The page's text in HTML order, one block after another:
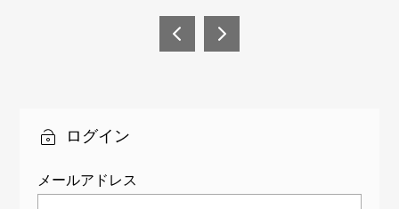
ー
ログイン
メールアドレス